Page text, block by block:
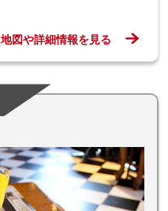
地図や詳細情報を見る